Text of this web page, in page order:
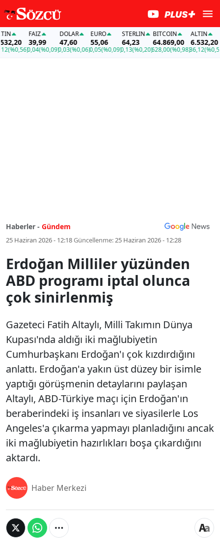
FAİZ
39,99
0,04(%0,09)
DOLAR
47,60
0,03(%0,06)
EURO
55,06
0,05(%0,09)
STERLIN
64,23
0,13(%0,20)
BITCOIN
64.869,00
628,00(%0,98)
ALTIN
6.532,20
36,12(%0,56)
Haberler - Gündem
25 Haziran 2026 - 12:18Güncellenme:25 Haziran 2026 - 12:28
Erdoğan Milliler yüzünden
ABD programı iptal olunca
çok sinirlenmiş
Gazeteci Fatih Altaylı, Milli Takımın Dünya
Kupası'nda aldığı iki mağlubiyetin
Cumhurbaşkanı Erdoğan'ı çok kızdırdığını
anlattı. Erdoğan'a yakın üst düzey bir isimle
yaptığı görüşmenin detaylarını paylaşan
Altaylı, ABD-Türkiye maçı için Erdoğan'ın
beraberindeki iş insanları ve siyasilerle Los
Angeles'a çıkarma yapmayı planladığını ancak
iki mağlubiyetin hazırlıkları boşa çıkardığını
aktardı.
Haber Merkezi